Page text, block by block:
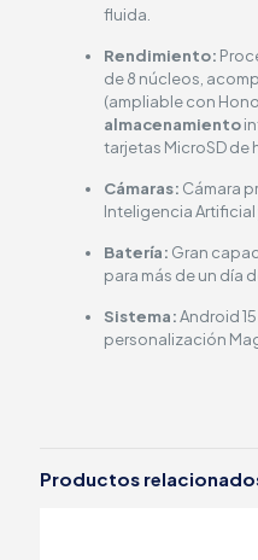
fluida.
Rendimiento:
de 8 núcleos,
(ampliable con
almacenamiento
tarjetas MicroSD de
Cámaras: Cámara
Inteligencia Artificial
Batería: Gran
para más de un día
Sistema:Android
personalización
Productos